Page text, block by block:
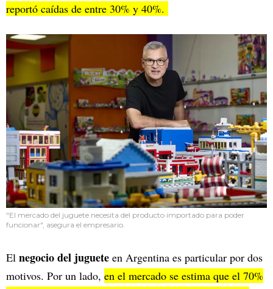
reportó caídas de entre 30% y 40%.
"El mercado del juguete necesita del producto importado para poder
funcionar", asegura el empresario.
El negocio del juguete en Argentina es particular por dos
motivos. Por un lado, en el mercado se estima que el 70%